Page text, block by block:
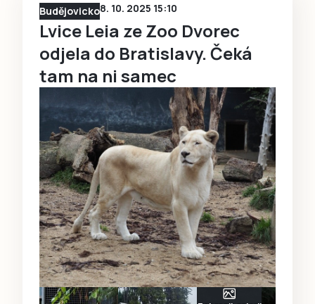
Budějovicko8. 10. 2025 15:10
Lvice Leia ze Zoo Dvorec
odjela do Bratislavy. Čeká
tam na ni samec